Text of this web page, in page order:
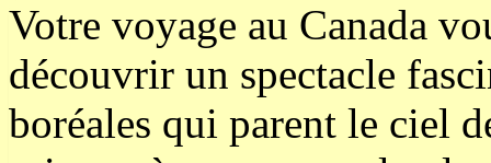
Votre voyage au Canada
découvrir un spectacle
boréales qui parent le ciel